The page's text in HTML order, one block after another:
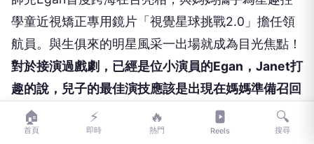
【互傳媒／ 記者 陳家珍／台北報導】 Janet謝怡芬
帥兒Egan首度跨海在台亮相，與媽媽攜手為星趣控
學童近視矯正專用鏡片「視覺星球挑戰2.0」擔任領
航員。與生俱來的明星風采一出場就成為目光焦點！
對於接演過戲劇，已經是位小演員的Egan，Janet打
🏠
首頁
⚡
即時
🔥
熱門 Reels
🔍
搜尋